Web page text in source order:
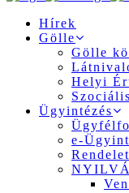
Hírek
Gölle
Gölle
Helyi
Ügyintézés
e-